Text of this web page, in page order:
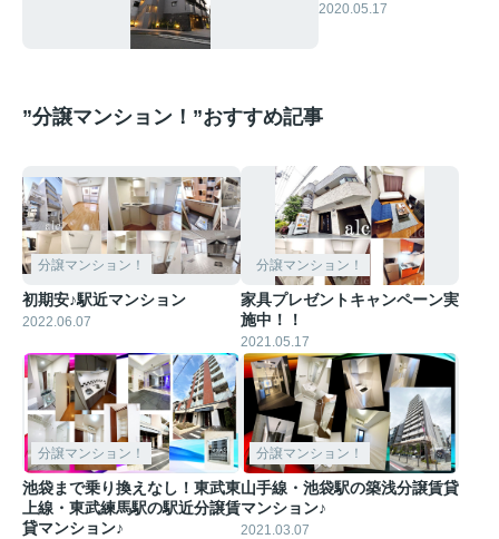
2020.05.17
”分譲マンション！”おすすめ記事
分譲マンション！
初期安♪駅近マンション
2022.06.07
分譲マンション！
家具プレゼントキャンペーン実
施中！！
2021.05.17
分譲マンション！
池袋まで乗り換えなし！東武東
上線・東武練馬駅の駅近分譲賃
貸マンション♪
分譲マンション！
山手線・池袋駅の築浅分譲賃貸
マンション♪
2021.03.07